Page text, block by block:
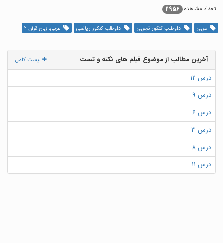
تعداد مشاهده 2956
عربی داوطلب کنکور تجربی داوطلب کنکور ریاضی عربی، زبان قرآن 2
لیست کامل
آخرین مطالب از موضوع فیلم های نکته و تست
درس 12
درس 9
درس 6
درس 3
درس 8
درس 11